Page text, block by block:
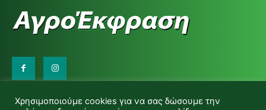
d.makas@yahoo.gr
Χρησιμοποιούμε cookies για να σας δώσουμε την